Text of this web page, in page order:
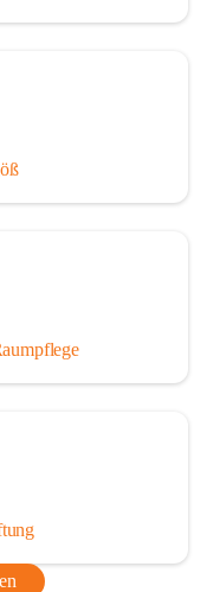
Trofaiach,